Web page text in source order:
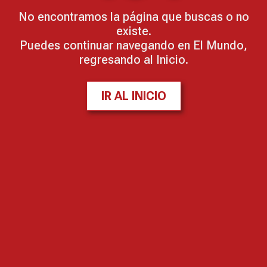
No encontramos la página que buscas o no
existe.
Puedes continuar navegando en El Mundo,
regresando al Inicio.
IR AL INICIO